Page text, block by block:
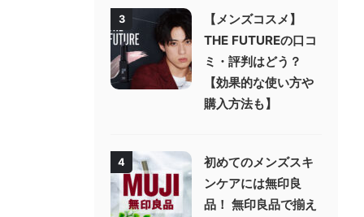
3
【メンズコスメ】
THE FUTUREの口コ
ミ・評判はどう？
【効果的な使い方や
購入方法も】
4
初めてのメンズスキ
ンケアには無印良
品！ 無印良品で揃え